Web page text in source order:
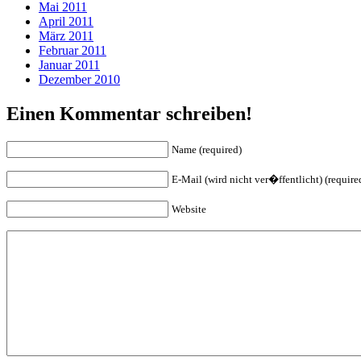
Mai 2011
April 2011
März 2011
Februar 2011
Januar 2011
Dezember 2010
Einen Kommentar schreiben!
Name (required)
E-Mail (wird nicht ver�ffentlicht)
Website